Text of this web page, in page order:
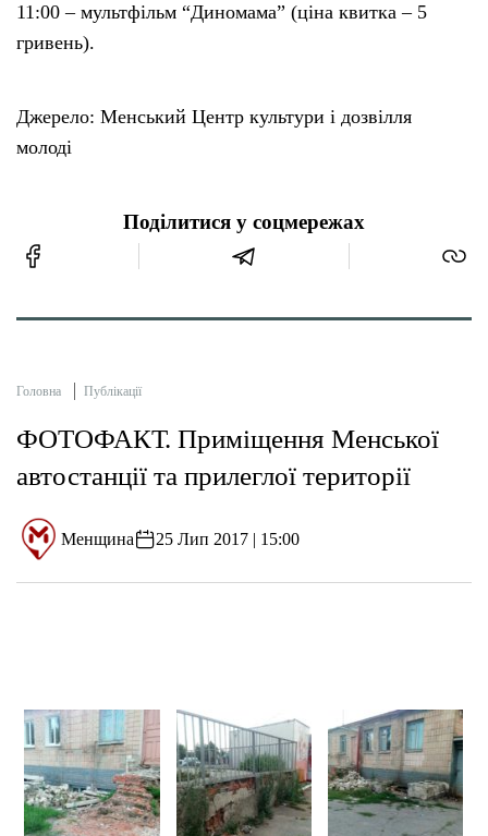
Редакційна політика
11:00 – мультфільм “Диномама” (ціна квитка – 5
гривень).
Джерело: Менський Центр культури і дозвілля
молоді
Поділитися у соцмережах
Головна Публікації
ФОТОФАКТ. Приміщення Менської
автостанції та прилеглої території
Менщина 25 Лип 2017 | 15:00